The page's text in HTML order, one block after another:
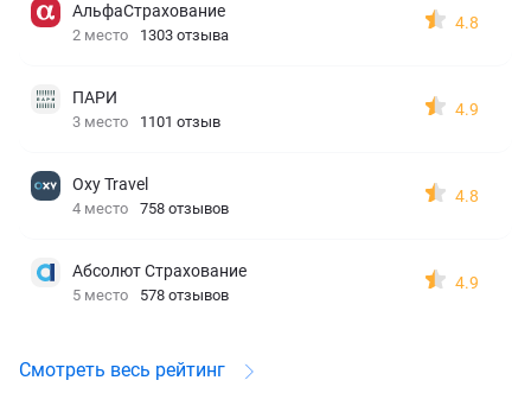
АльфаСтрахование
2 место 1303 отзыва
4.8
ПАРИ
3 место 1101 отзыв
4.9
Oxy Travel
4 место 758 отзывов
4.8
Абсолют Страхование
5 место 578 отзывов
4.9
Смотреть весь рейтинг